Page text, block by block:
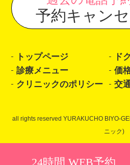
予約キャン
トップページ
ド
診療メニュー
価
クリニックのポリシー
交
all rights reserved YURAKUCHO BIYO-
ニック)